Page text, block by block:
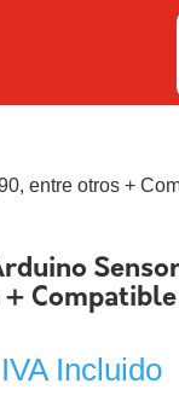
entre otros +
IVA Incluido